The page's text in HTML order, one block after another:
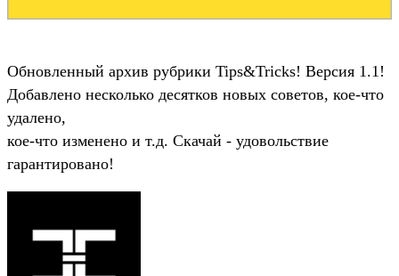
Обновленный архив рубрики Tips&Tricks! Версия 1.1!
Добавлено несколько десятков новых советов, кое-что
удалено,
кое-что изменено и т.д. Скачай - удовольствие
гарантировано!